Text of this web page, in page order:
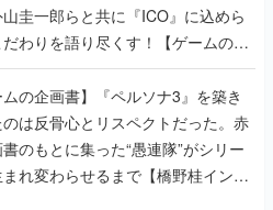
の企画書】『ペルソナ3』を築き
は反骨心とリスペクトだった。赤
のもとに集った“愚連隊”がシリー
まれ変わらせるまで【橋野桂インタ
】
エイターの青春〜